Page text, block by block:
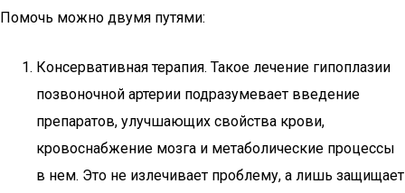
Помочь можно двумя путями:
Консервативная терапия. Такое лечение гипоплазии
позвоночной артерии подразумевает введение
препаратов, улучшающих свойства крови,
кровоснабжение мозга и метаболические процессы
в нем. Это не излечивает проблему, а лишь защищает